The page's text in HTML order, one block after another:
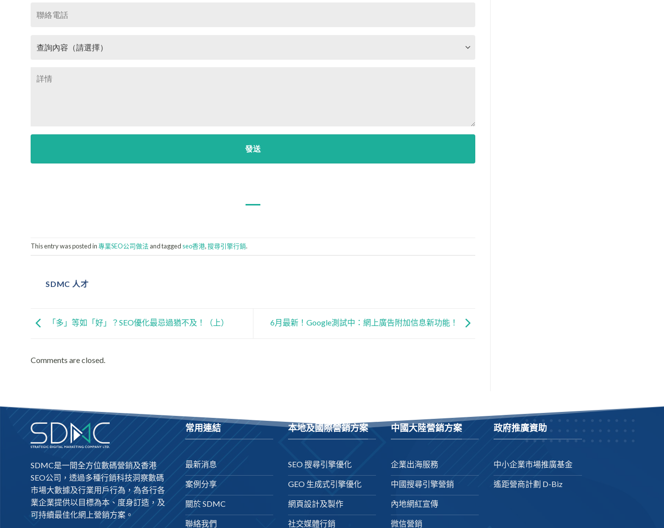
This entry was posted in專業SEO公司做法 and tagged seo香港,搜尋引擎行銷.
SDMC 人才
「多」等如「好」？SEO優化最忌過猶不及！（上） 6月最新！Google測試中：網上廣告附加信息新功能！
Comments are closed.
SDMC是一間全方位數碼營銷及香港
SEO公司 ，透過多種行銷科技洞察數碼
市場大數據及行業用戶行為，為各行各
業企業提供以目標為本、度身訂造，及
可持續最佳化網上營銷方案。
常用連結
最新消息
案例分享
關於 SDMC
聯絡我們
本地及國際營銷方案
SEO 搜尋引擎優化
GEO 生成式引擎優化
網頁設計及製作
社交媒體行銷
中國大陸營銷方案
企業出海服務
中國搜尋引擎營銷
內地網紅宣傳
微信營銷
政府推廣資助
中小企業市場推廣基金
遙距營商計劃 D-Biz